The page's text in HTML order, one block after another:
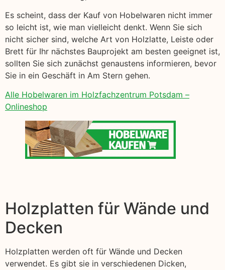
Es scheint, dass der Kauf von Hobelwaren nicht immer
so leicht ist, wie man vielleicht denkt. Wenn Sie sich
nicht sicher sind, welche Art von Holzlatte, Leiste oder
Brett für Ihr nächstes Bauprojekt am besten geeignet ist,
sollten Sie sich zunächst genaustens informieren, bevor
Sie in ein Geschäft in Am Stern gehen.
Alle Hobelwaren im Holzfachzentrum Potsdam –
Onlineshop
Holzplatten für Wände und
Decken
Holzplatten werden oft für Wände und Decken
verwendet. Es gibt sie in verschiedenen Dicken,